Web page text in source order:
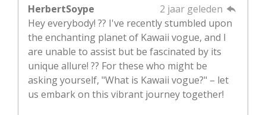
HerbertSoype
2 jaar geleden
Hey everybody! ?? I've recently stumbled upon
the enchanting planet of Kawaii vogue, and I
are unable to assist but be fascinated by its
unique allure! ?? For these who might be
asking yourself, "What is Kawaii vogue?" – let
us embark on this vibrant journey together!